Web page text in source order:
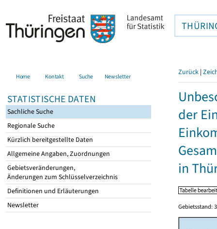
Home Kontakt Suche Newsletter
STATISTISCHE DATEN
Sachliche Suche
Regionale Suche
Kürzlich bereitgestellte Daten
Allgemeine Angaben, Zuordnungen
Gebietsveränderungen,
Änderungen zum Schlüsselverzeichnis
Definitionen und Erläuterungen
Newsletter
Zurück |
der
in
Gebietsstand: